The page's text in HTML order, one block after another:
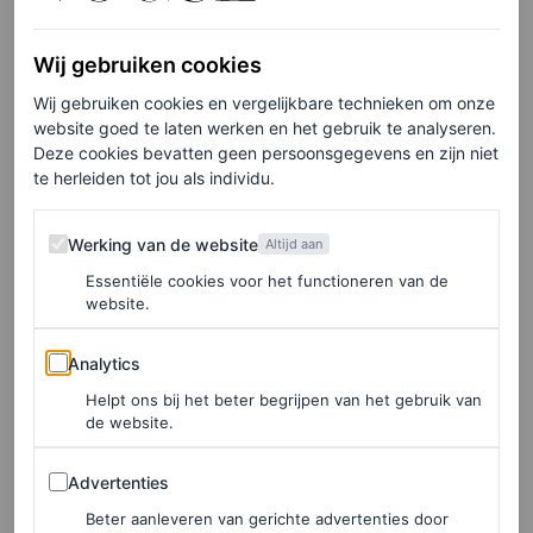
kleding die je het meest draagt te beschrijven. Kijk
hiervoor naar de materialen, silhouetten, prints en de fit.
Grijp je vooral naar fijne basics als witte T-shirts en
jeans, dan is ‘klassiek’ een goed kernwoord.Flaresen
bloemenprints? ‘Seventies’. Wijde broeken en grote
truien? ‘Oversized’.
Probeer vervolgens te omschrijven wat je gedroomde stijl
je veel inspiratie uithaalt, of screenshots die je ooit hebt
genomen van mooie items.
De uiteindelijke drie woorden die je hebt bedacht, kun je
in je achterhoofd houden wanneer je op het punt staat om
Wij gebruiken cookies
Wij gebruiken cookies en vergelijkbare technieken om onze
website goed te laten werken en het gebruik te analyseren.
Deze cookies bevatten geen persoonsgegevens en zijn niet
te herleiden tot jou als individu.
Werking van de website
Werking van de website Altijd aan
Essentiële cookies voor het functioneren van de
website.
Analytics
Analytics
Helpt ons bij het beter begrijpen van het gebruik van
de website.
Advertenties
Advertenties
Beter aanleveren van gerichte advertenties door